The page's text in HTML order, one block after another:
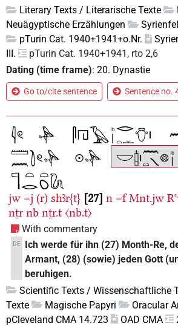
Literary Texts / Literarische Texte
Neuägyptische Erzählungen
pTurin Cat. 1940+1941+o.Nr.
III.
pTurin Cat. 1940+1941, rto 2,6
Dating (time frame): 20. Dynastie
Go to/cite sentence Sentence no.
jw =j (r) shꜣr{t} 27 n =f Mnt.jw
nṯr nb nṯr.t 〈nb.t〉
With commentary
DE
Ich werde für ihn (27) Month-Re,
Armant, (28) (sowie) jeden Gott
beruhigen.
Scientific Texts / Wissenschaftliche
Texte
Magische Papyri
Oracular
pCleveland CMA 14.723
OAD CMA